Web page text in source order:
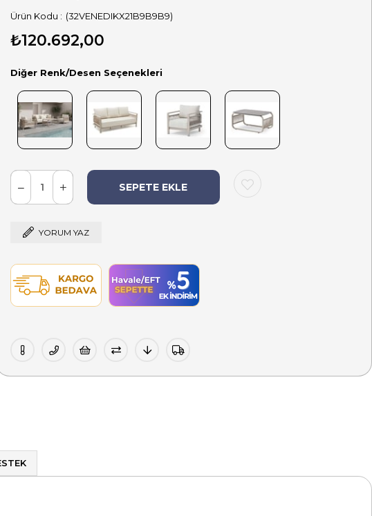
(32VENEDIKX21B9B9B9)
₺120.692,00
Diğer Renk/Desen Seçenekleri
YORUM YAZ